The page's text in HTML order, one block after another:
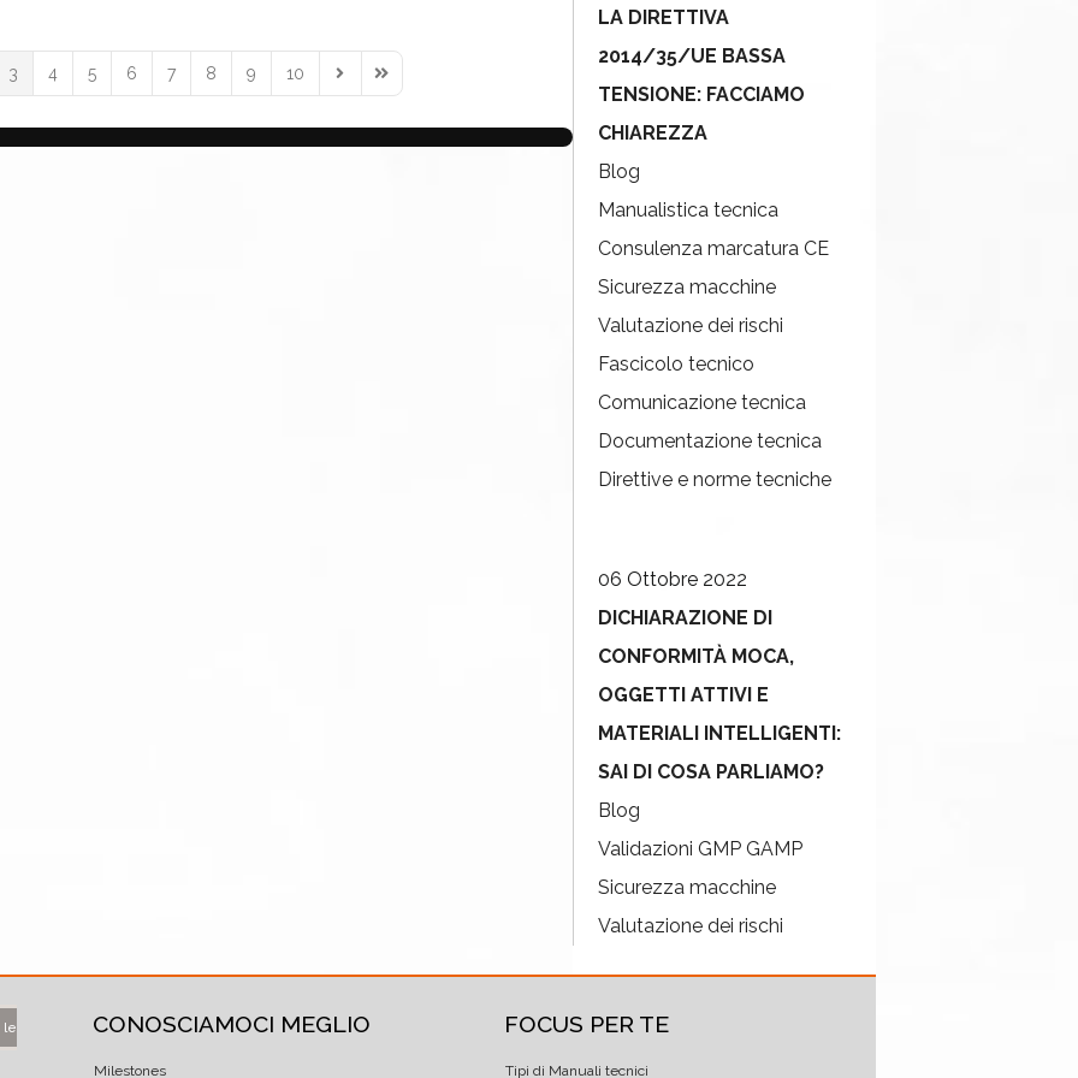
3 4 5 6 7 8 9 10
LA DIRETTIVA
2014/35/UE BASSA
TENSIONE: FACCIAMO
CHIAREZZA
Blog
Manualistica tecnica
Consulenza marcatura CE
Sicurezza macchine
Valutazione dei rischi
Fascicolo tecnico
Comunicazione tecnica
Documentazione tecnica
Direttive e norme tecniche
06 Ottobre 2022
DICHIARAZIONE DI
CONFORMITÀ MOCA,
OGGETTI ATTIVI E
MATERIALI INTELLIGENTI:
SAI DI COSA PARLIAMO?
Blog
Validazioni GMP GAMP
Sicurezza macchine
Valutazione dei rischi
le CONOSCIAMOCI MEGLIO
Milestones
FOCUS PER TE
Tipi di Manuali tecnici